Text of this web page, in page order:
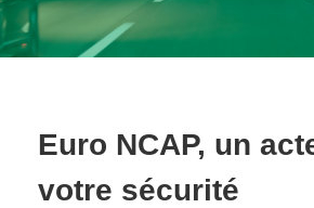
Euro NCAP, un
votre sécurité